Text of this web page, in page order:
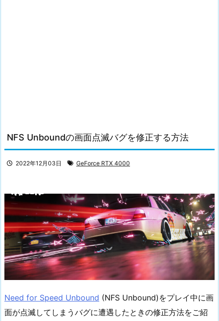
NFS Unboundの画面点滅バグを修正する方法
2022年12月03日 GeForce RTX 4000
Need for Speed Unbound (NFS Unbound)をプレイ中に画
面が点滅してしまうバグに遭遇したときの修正方法をご紹